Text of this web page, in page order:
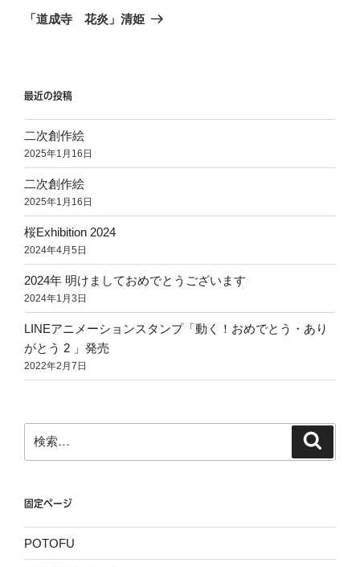
ゲ
ン
の
「道成寺 花炎」清姫
最近の投稿
二次創作絵
2025年1月16日
二次創作絵
2025年1月16日
桜Exhibition 2024
2024年4月5日
2024年 明けましておめでとうございます
2024年1月3日
LINEアニメーションスタンプ「動く！おめでとう・あり
がとう 2 」発売
2022年2月7日
索:
固定ページ
POTOFU